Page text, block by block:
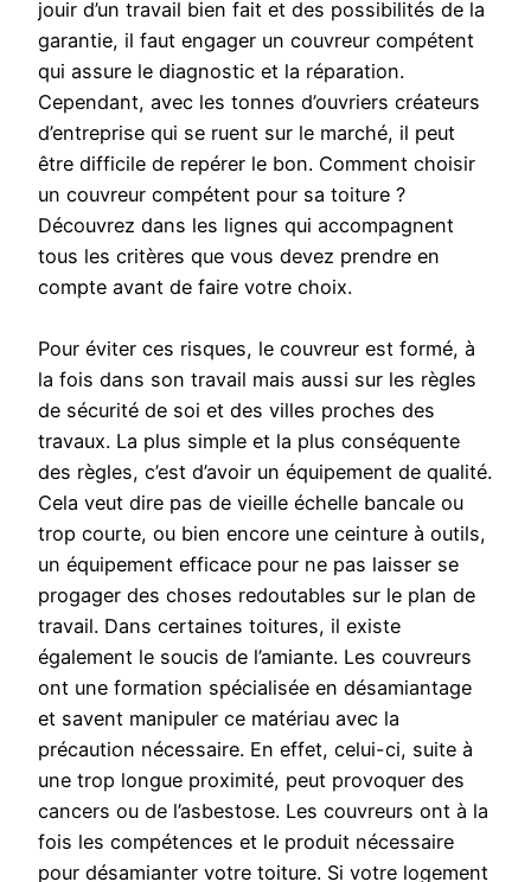
jouir d’un travail bien fait et des possibilités de la
garantie, il faut engager un couvreur compétent
qui assure le diagnostic et la réparation.
Cependant, avec les tonnes d’ouvriers créateurs
d’entreprise qui se ruent sur le marché, il peut
être difficile de repérer le bon. Comment choisir
un couvreur compétent pour sa toiture ?
Découvrez dans les lignes qui accompagnent
tous les critères que vous devez prendre en
compte avant de faire votre choix.
Pour éviter ces risques, le couvreur est formé, à
la fois dans son travail mais aussi sur les règles
de sécurité de soi et des villes proches des
travaux. La plus simple et la plus conséquente
des règles, c’est d’avoir un équipement de qualité.
Cela veut dire pas de vieille échelle bancale ou
trop courte, ou bien encore une ceinture à outils,
un équipement efficace pour ne pas laisser se
progager des choses redoutables sur le plan de
travail. Dans certaines toitures, il existe
également le soucis de l’amiante. Les couvreurs
ont une formation spécialisée en désamiantage
et savent manipuler ce matériau avec la
précaution nécessaire. En effet, celui-ci, suite à
une trop longue proximité, peut provoquer des
cancers ou de l’asbestose. Les couvreurs ont à la
fois les compétences et le produit nécessaire
pour désamianter votre toiture. Si votre logement